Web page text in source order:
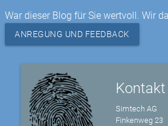
War dieser Blog für Sie wertvoll. Wir
ANREGUNG UND FEEDBACK
Kontakt
Simtech AG
Finkenweg 23